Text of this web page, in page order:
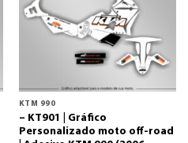
KTM 990
– KT901 | Gráfico
Personalizado moto off-road